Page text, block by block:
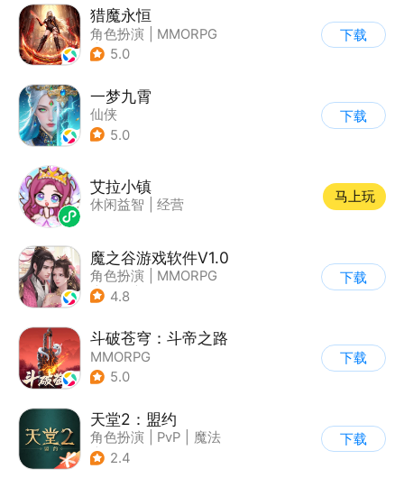
猎魔永恒
角色扮演
MMORPG
| 奇幻
5.0
下载
一梦九霄
仙侠
5.0
下载
艾拉小镇
休闲益智 经营
马上玩
魔之谷游戏软件V1.0
角色扮演
MMORPG
| 仙侠
4.8
下载
斗破苍穹：斗帝之路
MMORPG
5.0
下载
天堂2：盟约
角色扮演 PvP
魔法
| 开放世界
2.4
下载